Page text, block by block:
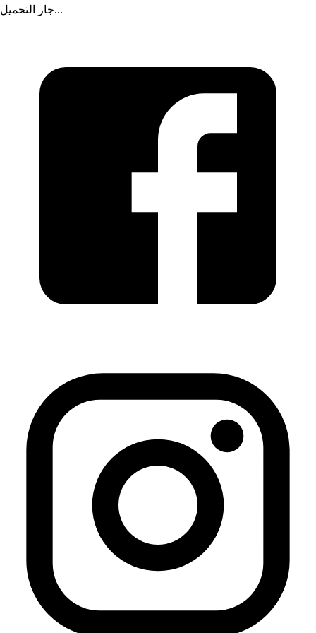
جار التحميل...